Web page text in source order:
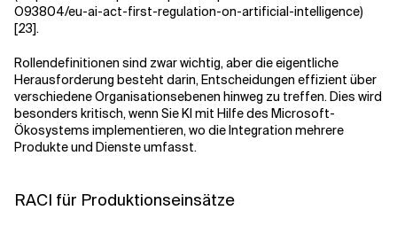
O93804/eu-ai-act-first-regulation-on-artificial-intelligence)
[23].
Rollendefinitionen sind zwar wichtig, aber die eigentliche
Herausforderung besteht darin, Entscheidungen effizient über
verschiedene Organisationsebenen hinweg zu treffen. Dies wird
besonders kritisch, wenn Sie KI mit Hilfe des Microsoft-
Ökosystems implementieren, wo die Integration mehrere
Produkte und Dienste umfasst.
RACI für Produktionseinsätze